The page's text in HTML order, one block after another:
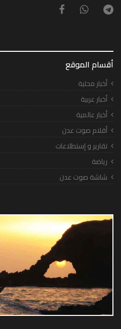
أقسام الموقع
أخبار محلية
أخبار عربية
أخبار عالمية
أقلام صوت عدن
تقارير و إستطلاعات
رياضة
شاشة صوت عدن